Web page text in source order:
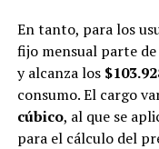
En tanto, para los
fijo mensual parte de
y alcanza los
consumo. El cargo
cúbico, al que se
para el cálculo del